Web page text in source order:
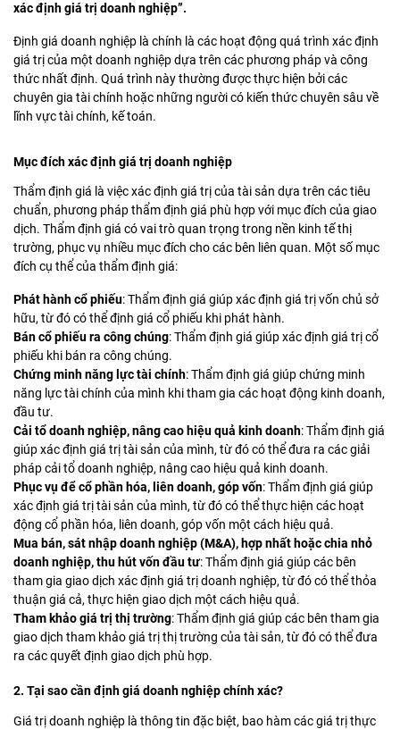
xác định giá trị doanh nghiệp”.
Định giá doanh nghiệp là chính là các hoạt động quá trình xác định
giá trị của một doanh nghiệp dựa trên các phương pháp và công
thức nhất định. Quá trình này thường được thực hiện bởi các
chuyên gia tài chính hoặc những người có kiến thức chuyên sâu về
lĩnh vực tài chính, kế toán.
Mục đích xác định giá trị doanh nghiệp
Thẩm định giá là việc xác định giá trị của tài sản dựa trên các tiêu
chuẩn, phương pháp thẩm định giá phù hợp với mục đích của giao
dịch. Thẩm định giá có vai trò quan trọng trong nền kinh tế thị
trường, phục vụ nhiều mục đích cho các bên liên quan. Một số mục
đích cụ thể của thẩm định giá:
Phát hành cổ phiếu: Thẩm định giá giúp xác định giá trị vốn chủ sở
hữu, từ đó có thể định giá cổ phiếu khi phát hành.
Bán cổ phiếu ra công chúng: Thẩm định giá giúp xác định giá trị cổ
phiếu khi bán ra công chúng.
Chứng minh năng lực tài chính: Thẩm định giá giúp chứng minh
năng lực tài chính của mình khi tham gia các hoạt động kinh doanh,
đầu tư.
Cải tổ doanh nghiệp, nâng cao hiệu quả kinh doanh: Thẩm định giá
giúp xác định giá trị tài sản của mình, từ đó có thể đưa ra các giải
pháp cải tổ doanh nghiệp, nâng cao hiệu quả kinh doanh.
Phục vụ để cổ phần hóa, liên doanh, góp vốn: Thẩm định giá giúp
xác định giá trị tài sản của mình, từ đó có thể thực hiện các hoạt
động cổ phần hóa, liên doanh, góp vốn một cách hiệu quả.
Mua bán, sát nhập doanh nghiệp (M&A), hợp nhất hoặc chia nhỏ
doanh nghiệp, thu hút vốn đầu tư: Thẩm định giá giúp các bên
tham gia giao dịch xác định giá trị doanh nghiệp, từ đó có thể thỏa
thuận giá cả, thực hiện giao dịch một cách hiệu quả.
Tham khảo giá trị thị trường: Thẩm định giá giúp các bên tham gia
giao dịch tham khảo giá trị thị trường của tài sản, từ đó có thể đưa
ra các quyết định giao dịch phù hợp.
2. Tại sao cần định giá doanh nghiệp chính xác?
Giá trị doanh nghiệp là thông tin đặc biệt, bao hàm các giá trị thực